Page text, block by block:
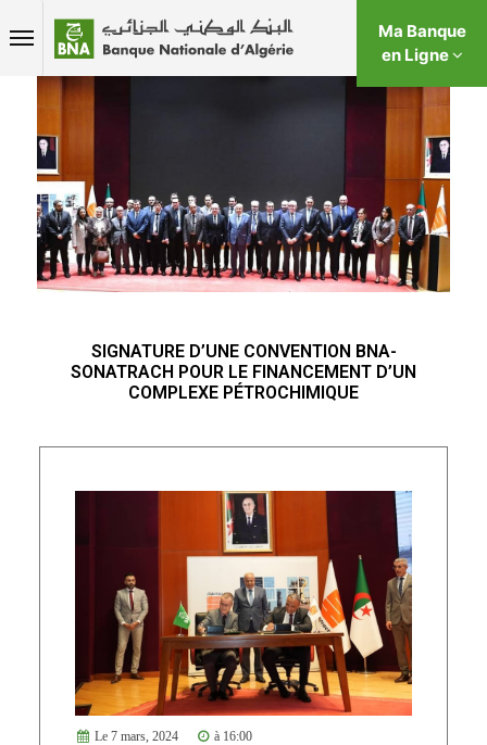
Ma Banque
en Ligne
SIGNATURE D’UNE CONVENTION BNA-
SONATRACH POUR LE FINANCEMENT D’UN
COMPLEXE PÉTROCHIMIQUE
Le 7 mars, 2024 à 16:00